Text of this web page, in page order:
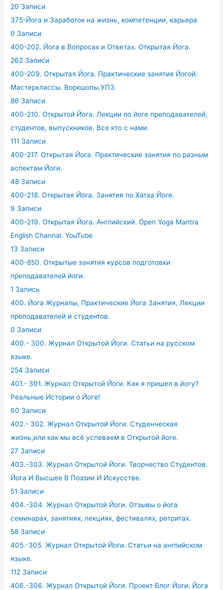
20 Записи
375-Йога и Заработок на жизнь, компетенции, карьера
0 Записи
400-202. Йога в Вопросах и Ответах. Открытая Йога.
262 Записи
400-209. Открытая Йога. Практические занятия Йогой.
Мастерклассы. Воркшопы.УПЗ.
86 Записи
400-210. Открытой Йога. Лекции по йоге преподавателей,
студентов, выпускников. Все кто с нами.
111 Записи
400-217. Открытая Йога. Практические занятия по разным
аспектам Йоги.
48 Записи
400-218. Открытая Йога. Занятия по Хатха Йоге.
9 Записи
400-219. Открытая Йога. Английский. Open Yoga Mantra
English Channal. YouTube
13 Записи
400-850. Открытые занятия курсов подготовки
преподавателей йоги.
1 Запись
400. Йога Журналы, Практические Йога Занятия, Лекции
преподавателей и студентов.
0 Записи
400.- 300. Журнал Открытой Йоги. Статьи на русском
языке.
254 Записи
401.- 301. Журнал Открытой Йоги. Как я пришел в йогу?
Реальные Истории о Йоге!
60 Записи
402.- 302. Журнал Открытой Йоги. Студенческая
жизнь,или как мы всё успеваем в Открытой йоге.
27 Записи
403.-303. Журнал Открытой Йоги. Творчество Студентов.
Йога И Высшее В Поэзии И Искусстве.
51 Записи
404.-304. Журнал Открытой Йоги. Отзывы о йога
семинарах, занятиях, лекциях, фестивалях, ретритах.
58 Записи
405.-305. Журнал Открытой Йоги. Статьи на английском
языке.
112 Записи
406.-306. Журнал Открытой Йоги. Проект Блог Йоги. Йога